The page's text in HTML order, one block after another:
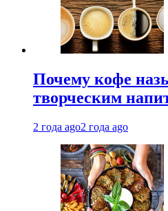
Почему кофе
творческим
2 года ago2 года ago